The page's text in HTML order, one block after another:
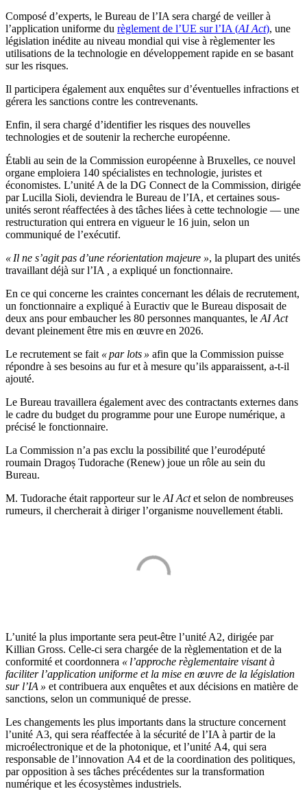
Composé d’experts, le Bureau de l’IA sera chargé de veiller à
l’application uniforme du règlement de l’UE sur l’IA (AI Act), une
législation inédite au niveau mondial qui vise à règlementer les
utilisations de la technologie en développement rapide en se basant
sur les risques.
Il participera également aux enquêtes sur d’éventuelles infractions et
gérera les sanctions contre les contrevenants.
Enfin, il sera chargé d’identifier les risques des nouvelles
technologies et de soutenir la recherche européenne.
Établi au sein de la Commission européenne à Bruxelles, ce nouvel
organe emploiera 140 spécialistes en technologie, juristes et
économistes. L’unité A de la DG Connect de la Commission, dirigée
par Lucilla Sioli, deviendra le Bureau de l’IA, et certaines sous-
unités seront réaffectées à des tâches liées à cette technologie — une
restructuration qui entrera en vigueur le 16 juin, selon un
communiqué de l’exécutif.
« Il ne s’agit pas d’une réorientation majeure », la plupart des unités
travaillant déjà sur l’IA
a expliqué un fonctionnaire.
En ce qui concerne les craintes concernant les délais de recrutement,
un fonctionnaire a expliqué à Euractiv que le Bureau disposait de
deux ans pour embaucher les 80 personnes manquantes, le AI Act
devant pleinement être mis en œuvre en 2026.
Le recrutement se fait « par lots » afin que la Commission puisse
répondre à ses besoins au fur et à mesure qu’ils apparaissent, a-t-il
ajouté.
Le Bureau travaillera également avec des contractants externes dans
le cadre du budget du programme pour une Europe numérique, a
précisé le fonctionnaire.
La Commission n’a pas exclu la possibilité que l’eurodéputé
roumain Dragoș Tudorache (Renew) joue un rôle au sein du
Bureau.
M. Tudorache était rapporteur sur le AI Actet selon de nombreuses
rumeurs, il chercherait à diriger l’organisme nouvellement établi.
L’unité la plus importante sera peut-être l’unité A2, dirigée par
Killian Gross. Celle-ci sera chargée de la règlementation et de la
conformité et coordonnera « l’approche règlementaire visant à
faciliter l’application uniforme et la mise en œuvre de la législation
sur l’IA » et contribuera aux enquêtes et aux décisions en matière de
sanctions, selon un communiqué de presse.
Les changements les plus importants dans la structure concernent
l’unité A3, qui sera réaffectée à la sécurité de l’IA à partir de la
microélectronique et de la photonique, et l’unité A4, qui sera
responsable de l’innovation A4 et de la coordination des politiques,
par opposition à ses tâches précédentes sur la transformation
numérique et les écosystèmes industriels.